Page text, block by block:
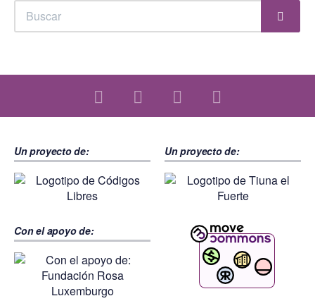
Un proyecto de: Un proyecto de:
Con el apoyo de: